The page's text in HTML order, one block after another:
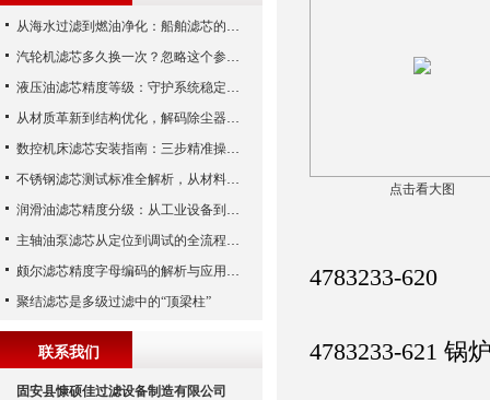
点击看大图
4783233-620
4783233-621 锅
从海水过滤到燃油净化：船舶滤芯的多场景应用解析
汽轮机滤芯多久换一次？忽略这个参数，机组非停损失可能上百万！
液压油滤芯精度等级：守护系统稳定与寿命的“微米标尺”
从材质革新到结构优化，解码除尘器滤芯性能跃升的核心逻辑
数控机床滤芯安装指南：三步精准操作，杜绝设备“亚健康”
不锈钢滤芯测试标准全解析，从材料性能到应用场景的严苛验证
润滑油滤芯精度分级：从工业设备到精密系统的过滤密码
主轴油泵滤芯从定位到调试的全流程解析
颇尔滤芯精度字母编码的解析与应用指南
聚结滤芯是多级过滤中的“顶梁柱”
联系我们
固安县慷硕佳过滤设备制造有限公司